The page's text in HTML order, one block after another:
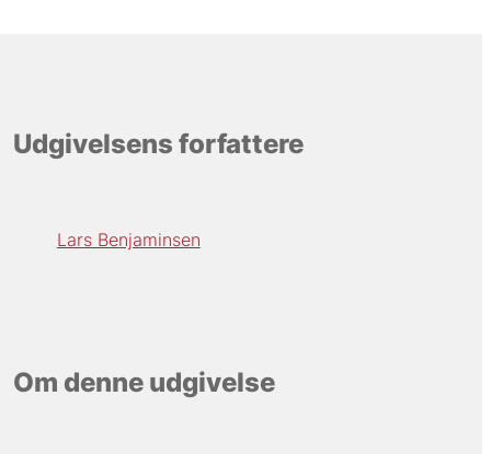
Udgivelsens forfattere
Lars Benjaminsen
Om denne udgivelse